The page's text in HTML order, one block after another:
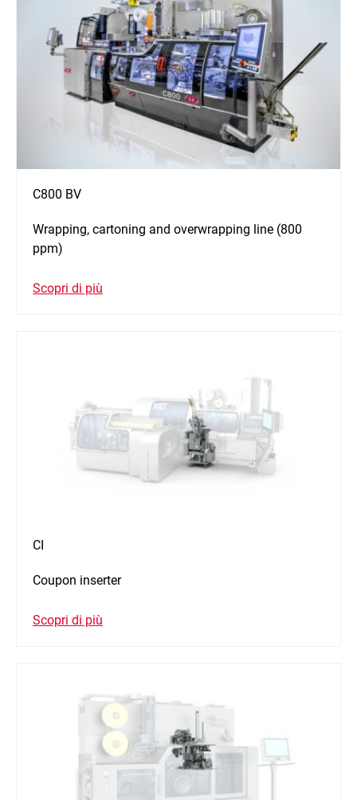
C800 BV
Wrapping, cartoning and overwrapping line (800
ppm)
Scopri di più
CI
Coupon inserter
Scopri di più